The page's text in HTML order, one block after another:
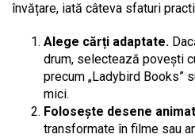
învățare, iată câteva sfaturi
Alege cărți adaptate.
drum, selectează povești
precum „Ladybird Books”
mici.
Folosește desene
transformate în filme sau